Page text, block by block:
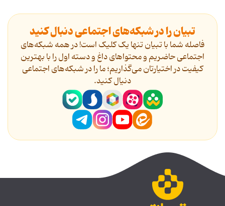
تبیان را در شبکه‌های اجتماعی دنبال کنید
فاصله شما با تبیان تنها یک کلیک است! در همه شبکه‌های
اجتماعی حاضریم و محتواهای داغ و دسته اول را با بهترین
کیفیت در اختیارتان می‌گذاریم؛ ما را در شبکه‌های اجتماعی
دنیال کنید.